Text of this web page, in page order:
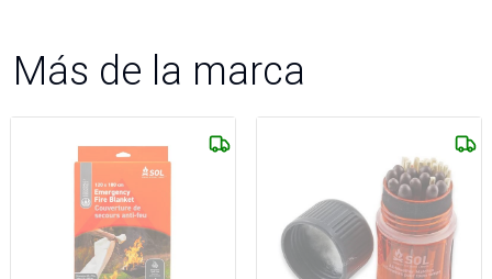
Más de la marca